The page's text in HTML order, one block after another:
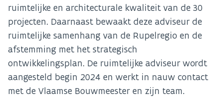
ruimtelijke en architecturale kwaliteit van de 30
projecten. Daarnaast bewaakt deze adviseur de
ruimtelijke samenhang van de Rupelregio en de
afstemming met het strategisch
ontwikkelingsplan. De ruimtelijke adviseur wordt
aangesteld begin 2024 en werkt in nauw contact
met de Vlaamse Bouwmeester en zijn team.